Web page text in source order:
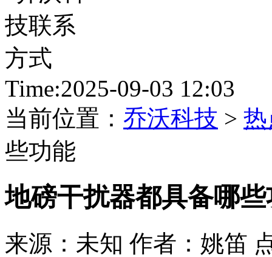
Time:2025-09-03 12:03
当前位置： 乔沃科技 >
些功能
地磅干扰器都具备哪
来源：未知 作者：姚笛